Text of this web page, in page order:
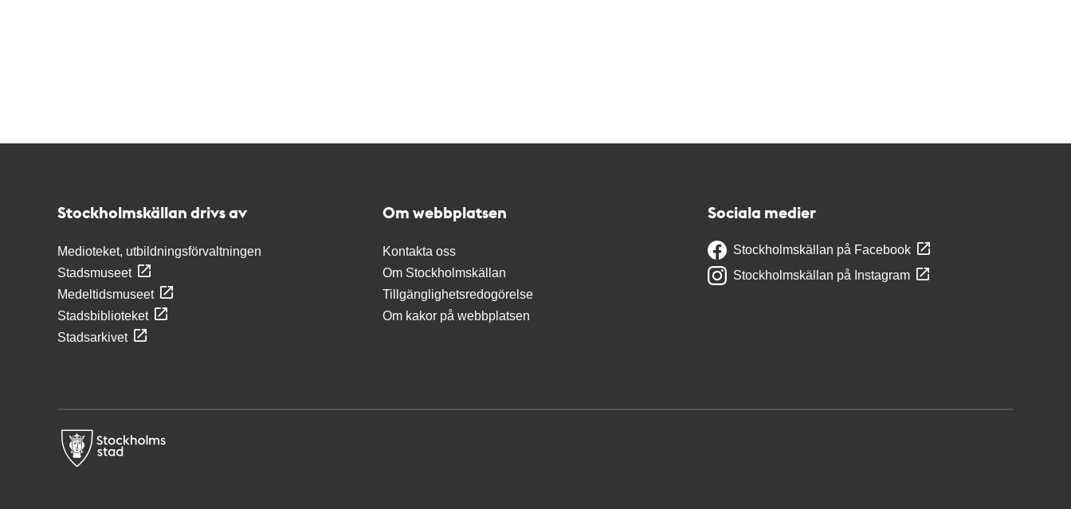
Stockholmskällan drivs av
Medioteket, utbildningsförvaltningen
Stadsmuseet
Medeltidsmuseet
Stadsbiblioteket
Stadsarkivet
Om webbplatsen
Kontakta oss
Om Stockholmskällan
Tillgänglighetsredogörelse
Om kakor på webbplatsen
Sociala medier
Stockholmskällan på Facebook
Stockholmskällan på Instagram